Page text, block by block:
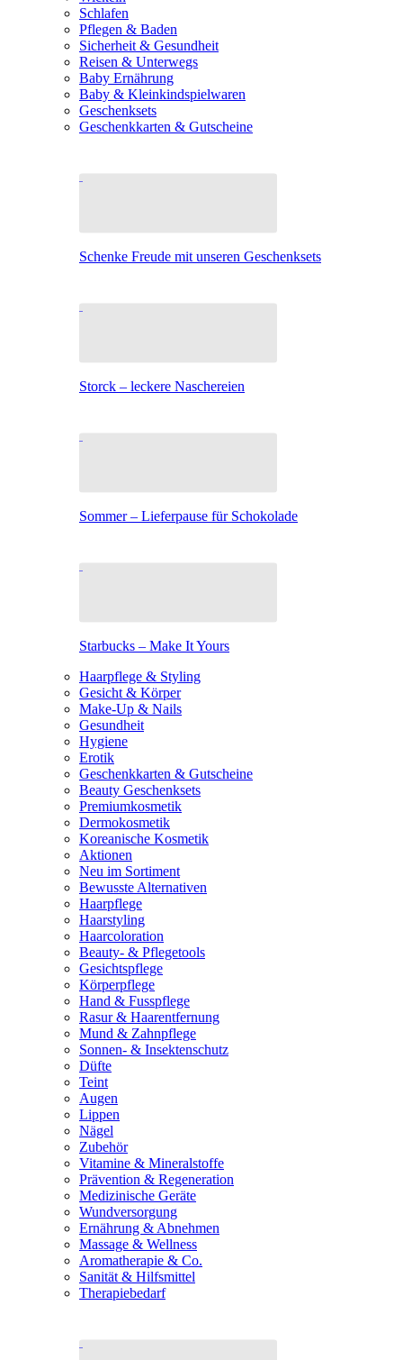
Schlafen
Pflegen & Baden
Sicherheit & Gesundheit
Reisen & Unterwegs
Baby Ernährung
Baby & Kleinkindspielwaren
Geschenksets
Geschenkkarten & Gutscheine
Schenke Freude mit unseren Geschenksets
Storck – leckere Naschereien
Sommer – Lieferpause für Schokolade
Starbucks – Make It Yours
Haarpflege & Styling
Gesicht & Körper
Make-Up & Nails
Gesundheit
Hygiene
Erotik
Geschenkkarten & Gutscheine
Beauty Geschenksets
Premiumkosmetik
Dermokosmetik
Koreanische Kosmetik
Aktionen
Neu im Sortiment
Bewusste Alternativen
Haarpflege
Haarstyling
Haarcoloration
Beauty- & Pflegetools
Gesichtspflege
Körperpflege
Hand & Fusspflege
Rasur & Haarentfernung
Mund & Zahnpflege
Sonnen- & Insektenschutz
Düfte
Teint
Augen
Lippen
Nägel
Zubehör
Vitamine & Mineralstoffe
Prävention & Regeneration
Medizinische Geräte
Wundversorgung
Ernährung & Abnehmen
Massage & Wellness
Aromatherapie & Co.
Sanität & Hilfsmittel
Therapiebedarf